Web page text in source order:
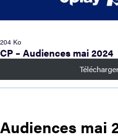
204 Ko
CP – Audiences mai 2024
Audiences mai